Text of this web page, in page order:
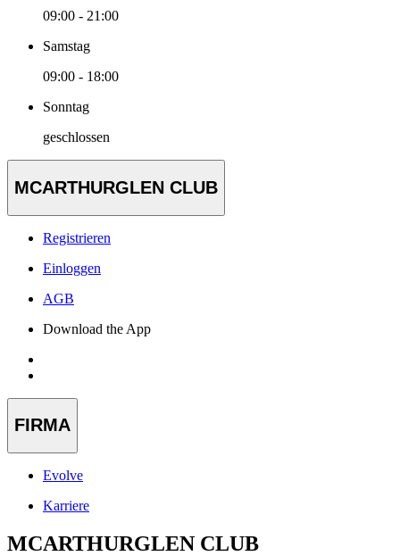
09:00 - 21:00
Samstag
09:00 - 18:00
Sonntag
geschlossen
MCARTHURGLEN CLUB
Registrieren
Einloggen
AGB
Download the App
FIRMA
Evolve
Karriere
MCARTHURGLEN CLUB